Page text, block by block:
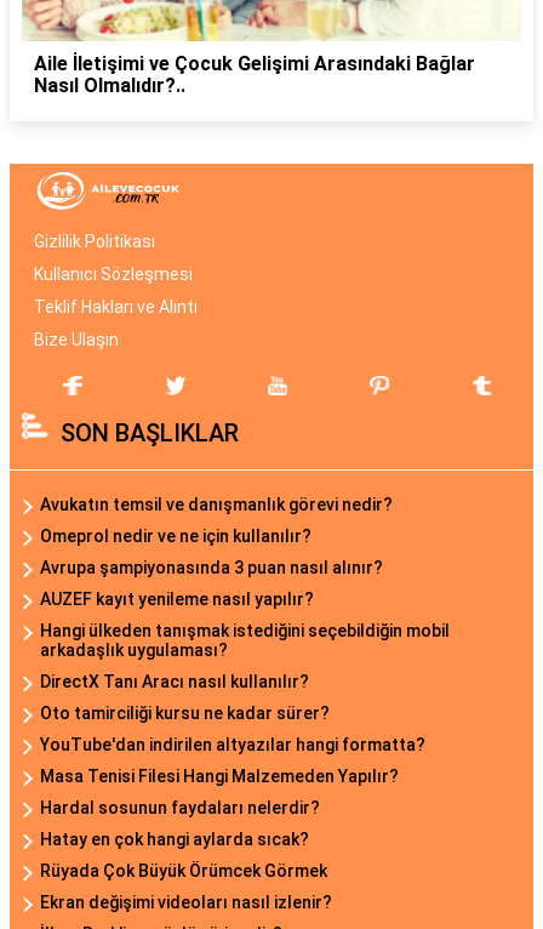
Aile İletişimi ve Çocuk Gelişimi Arasındaki Bağlar
Nasıl Olmalıdır?..
Gizlilik Politikası
Kullanıcı Sözleşmesi
Teklif Hakları ve Alıntı
Bize Ulaşın
SON BAŞLIKLAR
Avukatın temsil ve danışmanlık görevi nedir?
Omeprol nedir ve ne için kullanılır?
Avrupa şampiyonasında 3 puan nasıl alınır?
AUZEF kayıt yenileme nasıl yapılır?
Hangi ülkeden tanışmak istediğini seçebildiğin mobil
arkadaşlık uygulaması?
DirectX Tanı Aracı nasıl kullanılır?
Oto tamirciliği kursu ne kadar sürer?
YouTube'dan indirilen altyazılar hangi formatta?
Masa Tenisi Filesi Hangi Malzemeden Yapılır?
Hardal sosunun faydaları nelerdir?
Hatay en çok hangi aylarda sıcak?
Rüyada Çok Büyük Örümcek Görmek
Ekran değişimi videoları nasıl izlenir?